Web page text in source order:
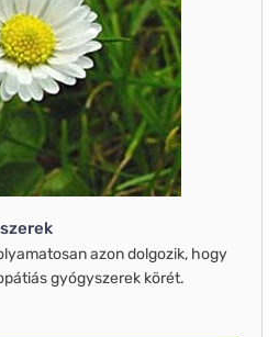
azon dolgozik, hogy
gyógyszerek körét.